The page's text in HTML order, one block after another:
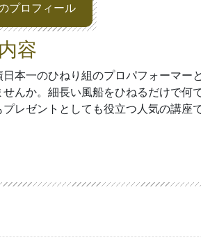
プロフィール
容
日本一のひねり組のプロパフォーマー
せんか。細長い風船をひねるだけで何
レゼントとしても役立つ人気の講座で